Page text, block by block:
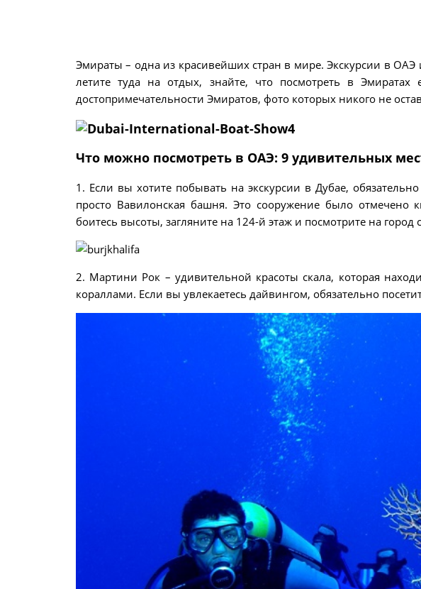
Эмираты – одна из красивейших стран в мире. Экскурсии в
летите туда на отдых, знайте, что посмотреть в
достопримечательности Эмиратов, фото которых никого не
Что можно посмотреть в ОАЭ: 9 удивительных
1. Если вы хотите побывать на экскурсии в Дубае,
просто Вавилонская башня. Это сооружение было отмечено
боитесь высоты, загляните на 124-й этаж и посмотрите на
2. Мартини Рок – удивительной красоты скала, которая
кораллами. Если вы увлекаетесь дайвингом, обязательно